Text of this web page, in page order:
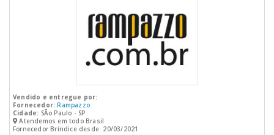
Vendido e entregue por:
Fornecedor: Rampazzo
Cidade: SÃo Paulo - SP
Atendemos em todo Brasil
Fornecedor Bríndice desde: 20/03/2021